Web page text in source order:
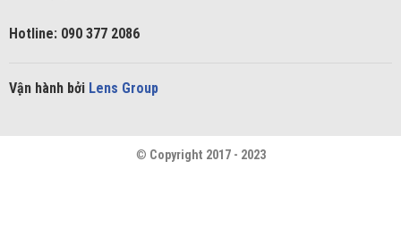
Hotline: 090 377 2086
Vận hành bởi Lens Group
© Copyright 2017 - 2023